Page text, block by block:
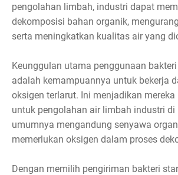
pengolahan limbah, industri dapat
dekomposisi bahan organik,
serta meningkatkan kualitas air yang
Keunggulan utama penggunaan
adalah kemampuannya untuk bekerja
oksigen terlarut. Ini menjadikan
untuk pengolahan air limbah industri di
umumnya mengandung senyawa
memerlukan oksigen dalam proses
Dengan memilih pengiriman bakteri